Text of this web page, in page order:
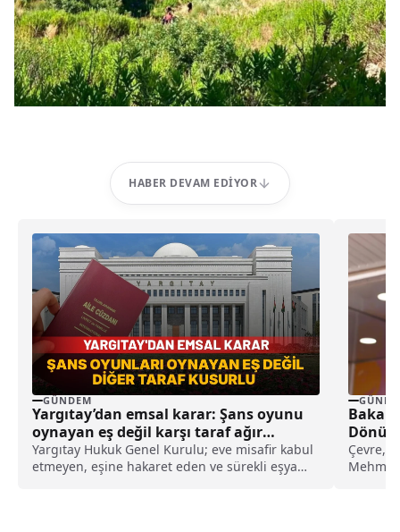
HABER DEVAM EDIYOR
GÜNDEM
Yargıtay’dan emsal karar: Şans oyunu
oynayan eş değil karşı taraf ağır
kusurlu sayıldı
Yargıtay Hukuk Genel Kurulu; eve misafir kabul
etmeyen, eşine hakaret eden ve sürekli eşya
Bakan
Çevre,